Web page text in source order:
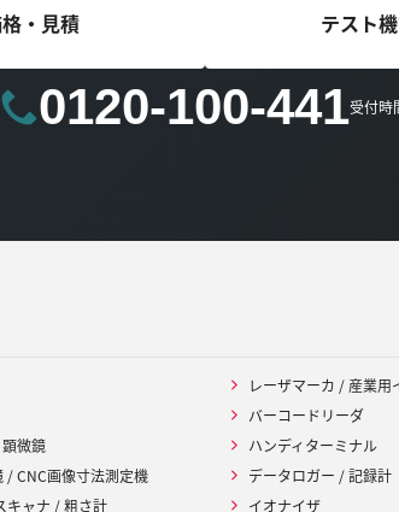
・見積 テスト
0120-100-441受付時
微鏡
/ CNC画像寸法測定機
キャナ / 粗さ計
レーザマーカ / 産業用
バーコードリーダ
ハンディターミナル
データロガー / 記録計
イオナイザ